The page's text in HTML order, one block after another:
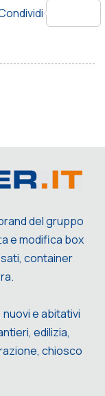
del gruppo
e modifica box
container
e abitativi
edilizia,
chiosco